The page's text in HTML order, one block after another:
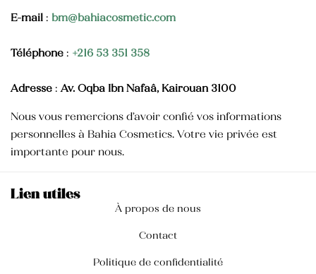
E-mail : bm@bahiacosmetic.com
Téléphone : +216 53 351 358
Adresse :Av. Oqba Ibn Nafaâ, Kairouan 3100
Nous vous remercions d’avoir confié vos informations
personnelles à Bahia Cosmetics. Votre vie privée est
importante pour nous.
Lien utiles
À propos de nous
Contact
Politique de confidentialité